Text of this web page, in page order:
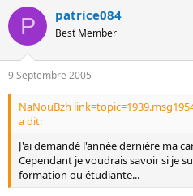
P patrice084
Best Member
9 Septembre 2005
NaNouBzh
a dit:
J'ai demandé l'année dernière ma
Cependant je voudrais savoir si je
formation ou étudiante...